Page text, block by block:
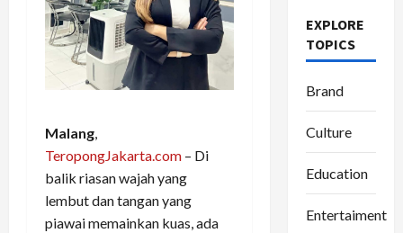
Malang,
TeropongJakarta.com – Di
balik riasan wajah yang
lembut dan tangan yang
piawai memainkan kuas, ada
EXPLORE
TOPICS
Brand
Culture
Education
Entertaiment